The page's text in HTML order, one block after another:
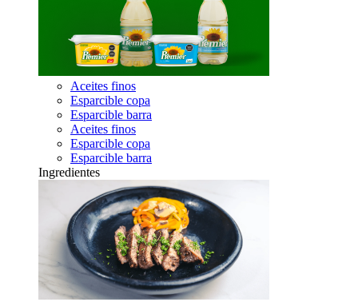
Aceites finos
Esparcible copa
Esparcible barra
Aceites finos
Esparcible copa
Esparcible barra
Ingredientes